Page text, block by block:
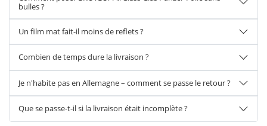
bulles ?
Un film mat fait-il moins de reflets ?
Combien de temps dure la livraison ?
Je n'habite pas en Allemagne – comment se passe le retour ?
Que se passe-t-il si la livraison était incomplète ?